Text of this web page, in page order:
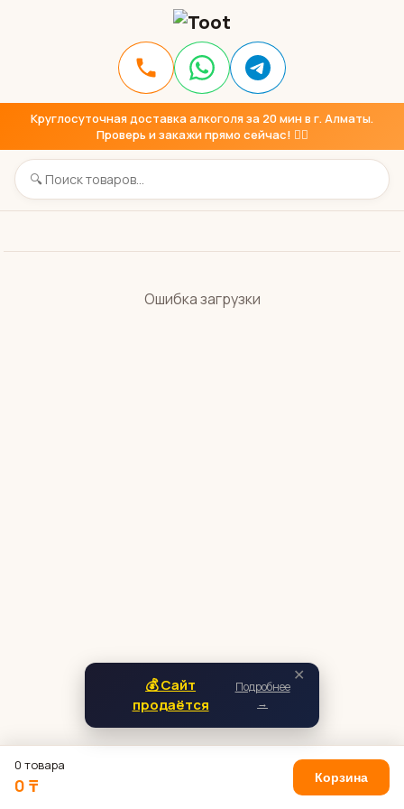
Круглосуточная доставка алкоголя за 20 мин в г. Алматы.
Проверь и закажи прямо сейчас! 👇🏼
Ошибка загрузки
✕
💰 Сайт
продаётся
Подробнее
→
0 товара
0 ₸ Корзина